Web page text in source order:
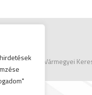
2026 Zala Vármegyei